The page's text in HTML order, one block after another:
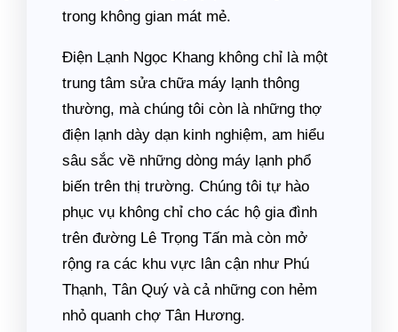
trong không gian mát mẻ.
Điện Lạnh Ngọc Khang không chỉ là một
trung tâm sửa chữa máy lạnh thông
thường, mà chúng tôi còn là những thợ
điện lạnh dày dạn kinh nghiệm, am hiểu
sâu sắc về những dòng máy lạnh phổ
biến trên thị trường. Chúng tôi tự hào
phục vụ không chỉ cho các hộ gia đình
trên đường Lê Trọng Tấn mà còn mở
rộng ra các khu vực lân cận như Phú
Thạnh, Tân Quý và cả những con hẻm
nhỏ quanh chợ Tân Hương.